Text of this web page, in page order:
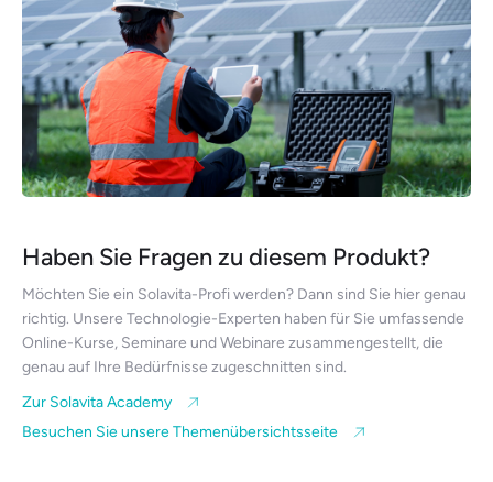
Haben Sie Fragen zu diesem Produkt?
Möchten Sie ein Solavita-Profi werden? Dann sind Sie hier genau
richtig. Unsere Technologie-Experten haben für Sie umfassende
Online-Kurse, Seminare und Webinare zusammengestellt, die
genau auf Ihre Bedürfnisse zugeschnitten sind.
Zur Solavita Academy
Besuchen Sie unsere Themenübersichtsseite